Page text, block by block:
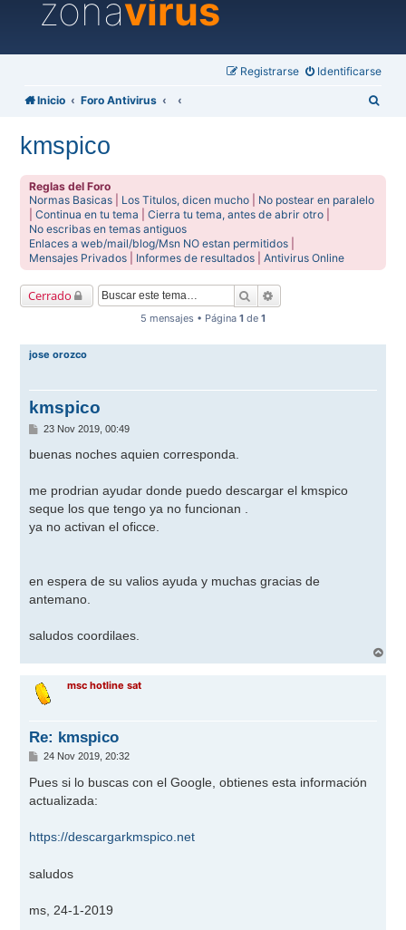
zonavirus
Identificarse
Registrarse
Inicio Foro Antivirus
kmspico
Reglas del Foro
Normas Basicas
Los Titulos, dicen mucho
No postear en paralelo
|Continua en tu tema |Cierra tu tema, antes de abrir otro
No escribas en temas antiguos
Enlaces a web/mail/blog/Msn NO estan permitidos
Mensajes Privados
Informes de resultados |Antivirus Online
Cerrado Buscar
5 mensajes • Página 1 de 1
jose orozco
kmspico
M
n
j
e
23 Nov 2019, 00:49
buenas noches aquien corresponda.
me prodrian ayudar donde puedo descargar el kmspico
seque los que tengo ya no funcionan .
ya no activan el oficce.
en espera de su valios ayuda y muchas gracias de
antemano.
saludos coordilaes.
r
msc hotline sat
Re: kmspico
M
n
s
a
24 Nov 2019, 20:32
Pues si lo buscas con el Google, obtienes esta información
actualizada:
https://descargarkmspico.net
saludos
ms, 24-1-2019